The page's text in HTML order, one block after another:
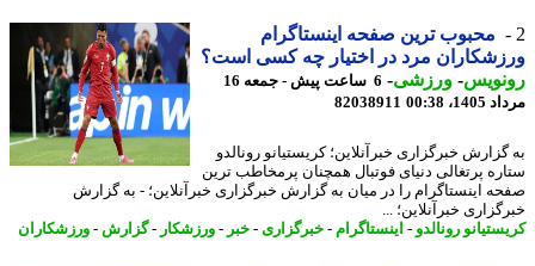
محبوب ترین صفحه اینستاگرام
مرد در اختیار چه کسی است؟
-ورزشی-
6 ساعت پیش - جمعه 16
00:38
82038911
خبرگزاری خبرآنلاین؛ کریستیانو رونالدو
پرتغالی دنیای فوتبال همچنان پرمخاطب ترین
اینستاگرام را در میان به گزارش خبرگزاری خبرآنلاین؛ - به گزارش
خبرآنلاین؛ ...
رونالدو-اینستاگرام- خبرگزاری - خبر-ورزشکار-گزارش -ورزشکاران